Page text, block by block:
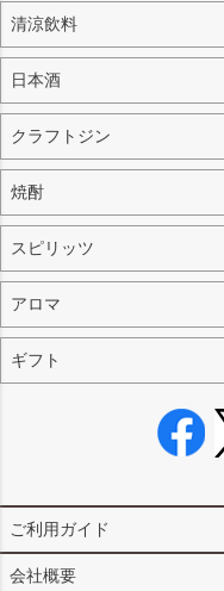
清涼飲料
日本酒
クラフトジン
焼酎
スピリッツ
アロマ
ギフト
ご利用ガイド
会社概要